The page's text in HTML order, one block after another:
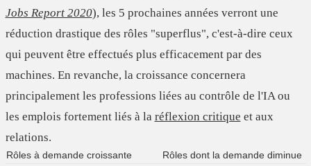
Jobs Report 2020), les 5 prochaines années verront une
réduction drastique des rôles "superflus", c'est-à-dire ceux
qui peuvent être effectués plus efficacement par des
machines. En revanche, la croissance concernera
principalement les professions liées au contrôle de l'IA ou
les emplois fortement liés à la réflexion critique et aux
relations.
Rôles à demande croissante Rôles dont la demande diminue